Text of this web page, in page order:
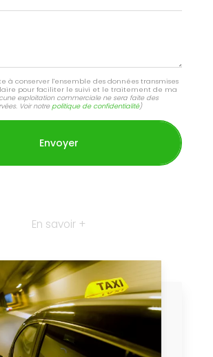
à conserver l'ensemble des données transmises
pour faciliter le suivi et le traitement de ma
exploitation commerciale ne sera faite des
Voir notrepolitique de confidentialité)
En savoir +